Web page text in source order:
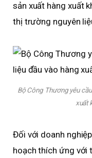
sản xuất hàng xuất
thị trường nguyên
Bộ Công Thương yêu
xuất
Đối với doanh
hoạch thích ứng với